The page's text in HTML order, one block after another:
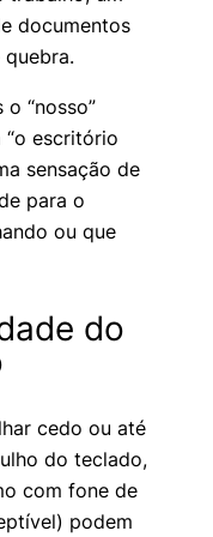
documentos
“nosso”
escritório
sensação de
para o
ou que
do
cedo ou até
do teclado,
com fone de
podem